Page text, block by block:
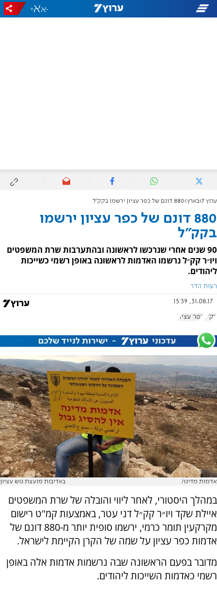
-
+
ערוץ 7 בארץ 880 דונם של כפר עציון ירשמו בקק"ל
880 דונם של כפר עציון ירשמו
בקק"ל
90 שנים אחרי שנרכשו לראשונה ובהתערבות שרת המשפטים
ויו״ר קק״ל נרשמו האדמות לראשונה באופן רשמי כשייכות
ליהודים.
רעות הדר
31.08.17, 15:39
קק"ל כפר עציון
אדמות מדינה באדיבות מועצת גוש עציון
במהלך היסטורי, לאחר ליווי והובלה של שרת המשפטים
איילת שקד ויו״ר קק״ל דני עטר, באמצעות קמ"ט רישום
מקרקעין תומר כרמי, ירשמו סופית יותר מ-880 דונם של
אדמות כפר עציון על שמה של הקרן הקיימת לישראל.
מדובר בפעם הראשונה שבה נרשמות אדמות אלה באופן
רשמי כאדמות השייכות ליהודים.